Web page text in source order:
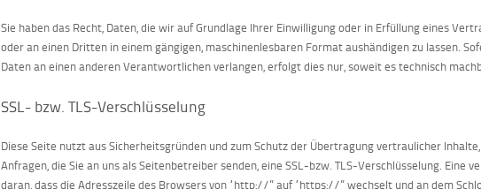
Sie haben das Recht, Daten, die wir auf Grundlage Ihrer Einwilligung oder in Erfüllung eines
oder an einen Dritten in einem gängigen, maschinenlesbaren Format aushändigen zu lassen.
Daten an einen anderen Verantwortlichen verlangen, erfolgt dies nur, soweit es technisch
SSL- bzw. TLS-Verschlüsselung
Diese Seite nutzt aus Sicherheitsgründen und zum Schutz der Übertragung vertraulicher
Anfragen, die Sie an uns als Seitenbetreiber senden, eine SSL-bzw. TLS-Verschlüsselung. Eine
daran, dass die Adresszeile des Browsers von “http://” auf “https://” wechselt und an dem